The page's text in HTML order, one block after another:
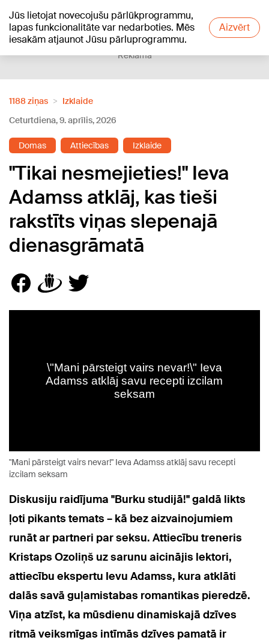
Jūs lietojat novecojušu pārlūkprogrammu,
lapas funkcionalitāte var nedarboties. Mēs
iesakām atjaunot Jūsu pārluprogrammu.
Aizvērt
+18°C
Reklāma
1188 ziņas
Izklaide
Ceturtdiena, 9. aprīlis, 2026
Domas Attiecības Izklaide
"Tikai nesmejieties!" Ieva
Adamss atklāj, kas tieši
rakstīts viņas slepenajā
dienasgrāmatā
"Mani pārsteigt vairs nevar!" Ieva Adamss atklāj savu recepti
izcilam seksam
Diskusiju raidījuma "Burku studijā!" galdā likts
ļoti pikants temats – kā bez aizvainojumiem
runāt ar partneri par seksu. Attiecību treneris
Kristaps Ozoliņš uz sarunu aicinājis lektori,
attiecību ekspertu Ievu Adamss, kura atklāti
dalās savā guļamistabas romantikas pieredzē.
Viņa atzīst, ka mūsdienu dinamiskajā dzīves
ritmā veiksmīgas intīmās dzīves pamatā ir